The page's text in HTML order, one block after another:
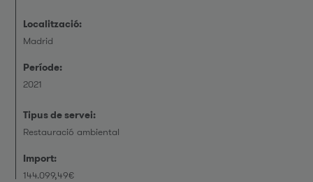
Localització:
Madrid
Període:
2021
Tipus de servei:
Restauració ambiental
Import:
144.099,49€